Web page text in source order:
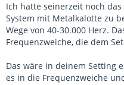
Ich hatte seinerzeit noch
System mit Metalkalotte zu
Wege von 40-30.000 Herz.
Frequenzweiche, die dem
Das wäre in deinem Setting
es in die Frequenzweiche